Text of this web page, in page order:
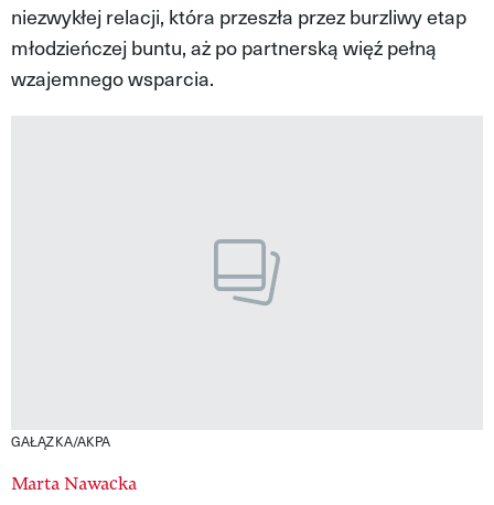
niezwykłej relacji, która przeszła przez burzliwy etap
młodzieńczej buntu, aż po partnerską więź pełną
wzajemnego wsparcia.
GAŁĄZKA/AKPA
Marta Nawacka